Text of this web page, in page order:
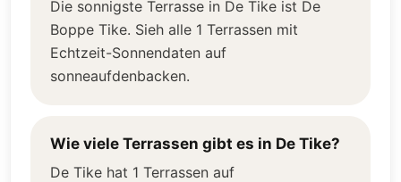
Die sonnigste Terrasse in De Tike ist De
Boppe Tike. Sieh alle 1 Terrassen mit
Echtzeit-Sonnendaten auf
sonneaufdenbacken.
Wie viele Terrassen gibt es in De Tike?
De Tike hat 1 Terrassen auf